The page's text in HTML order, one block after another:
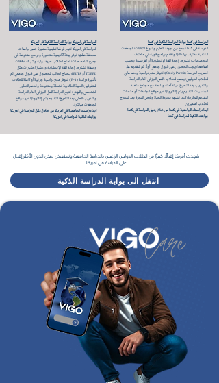
الدراسة في امريكا بوابة الدراسة الذكية في امريكا
الدراسة في أمريكا تتيح فرصًا تعليمية متميزة ضمن جامعات
مصنفة عالميًا؛ توفر بيئة أكاديمية متطورة وبرامج متنوعة في
جميع التخصصات؛ تمنح الطلاب خبرة دولية وشبكة علاقات
واسعة؛ تشترط إجادة اللغة الإنجليزية واجتياز اختبارات مثل
TOEFL أو IELTS؛ يحتاج الطالب للحصول على قبول جامعي ثم
تأشيرة دراسة (F-1)؛ تتوفر منح دراسية جزئية أو كاملة للطلاب
المتفوقين؛ الحياة الطلابية نشطة ومتنوعة وتدعم التطور
الشخصي والمهني؛ تتيح الدراسة العمل الجزئي أثناء الدراسة
والتدريب العملي بعد التخرج؛ التقديم يتم إلكترونيًا عبر مواقع
الجامعات مباشرة.
ابدا دراستك الجامعية في امريكا من خلال دليل الدراسة في امريكا
بوابتك الذكية للدراسة في امريكا
الدراسة في كندا بوابة الدراسة الذكية في كندا
الدراسة في كندا تجمع بين جودة التعليم وتنوع الثقافات؛ الجامعات
الكندية معترف بها عالميًا وتقدم برامج قوية في مختلف
التخصصات؛ تشترط إجادة اللغة الإنجليزية أو الفرنسية بحسب
المقاطعة؛ يجب الحصول على قبول جامعي أولًا ثم التقديم على
تصريح الدراسة (Study Permit)؛ تتوفر منح دراسية ودعم مالي
للطلاب الدوليين؛ يسمح للطلاب بالعمل الجزئي أثناء الدراسة
والتدريب بعد التخرج؛ بيئة آمنة وداعمة مع مجتمع متعدد
الجنسيات؛ التقديم يتم إلكترونيًا عبر مواقع الجامعات أو منصات
التقديم المركزية؛ كندا تشتهر بجودة الحياة وفرص الهجرة بعد التخرج
للطلاب المتميزين.
ابدا دراستك الجامعية في كندا من خلال دليل الدراسة في كندا
بوابتك الذكية للدراسة في كندا
شهدت أمريكا إقبالًا كبيرًا من الطلاب الدوليين الراغبين بالدراسة الجامعية ونستعرض بعض الدول الأكثر إقبال
على الدراسة في امريكا
انتقل الى بوابة الدراسة الذكية